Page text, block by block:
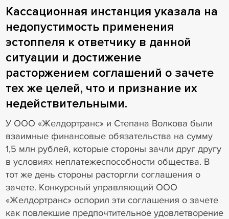
Кассационная инстанция указала на
недопустимость применения
эстоппеля к ответчику в данной
ситуации и достижение
расторжением соглашений о зачете
тех же целей, что и признание их
недействительными.
У ООО «Желдортранс» и Степана Волкова были
взаимные финансовые обязательства на сумму
1,5 млн рублей, которые стороны зачли друг другу
в условиях неплатежеспособности общества. В
тот же день стороны расторгли соглашения о
зачете. Конкурсный управляющий ООО
«Желдортранс» оспорил эти соглашения о зачете
как повлекшие предпочтительное удовлетворение